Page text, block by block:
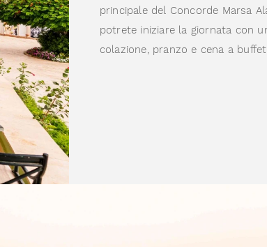
principale del Concorde Marsa
potrete iniziare la giornata con
colazione, pranzo e cena a